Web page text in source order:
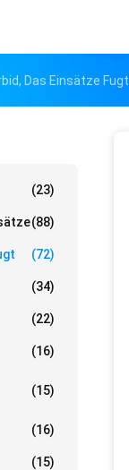
Das Einsätze Fugt
(23)
(88)
(72)
(34)
(22)
(16)
(15)
(16)
(15)